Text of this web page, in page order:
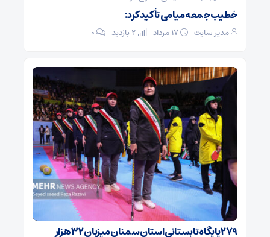
خطیب جمعه میامی تأکید کرد:
مدیر سایت ۰
۲۷۹ پایگاه تابستانی استان سمنان میزبان ۳۲ هزار